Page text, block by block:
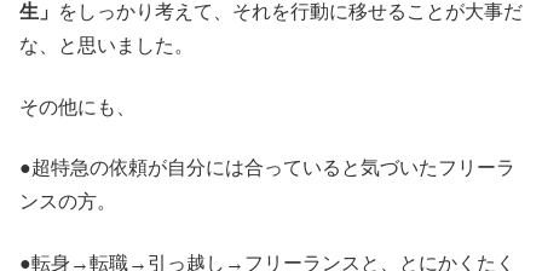
生」
をしっかり考えて、それを行動に移せることが大事だ
な、と思いました。
その他にも、
●超特急の依頼が自分には合っていると気づいたフリーラ
ンスの方。
●転身→転職→引っ越し→フリーランスと、とにかくたく